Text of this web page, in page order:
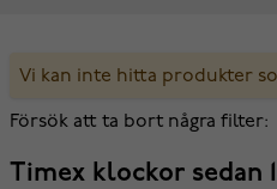
Vi kan inte hitta produkter
Försök att ta bort några filter:
Timex klockor sedan